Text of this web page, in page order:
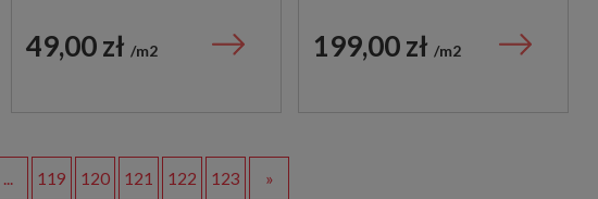
49,00 zł m2 199,00 zł m2
... 119 120 121 122 123 »